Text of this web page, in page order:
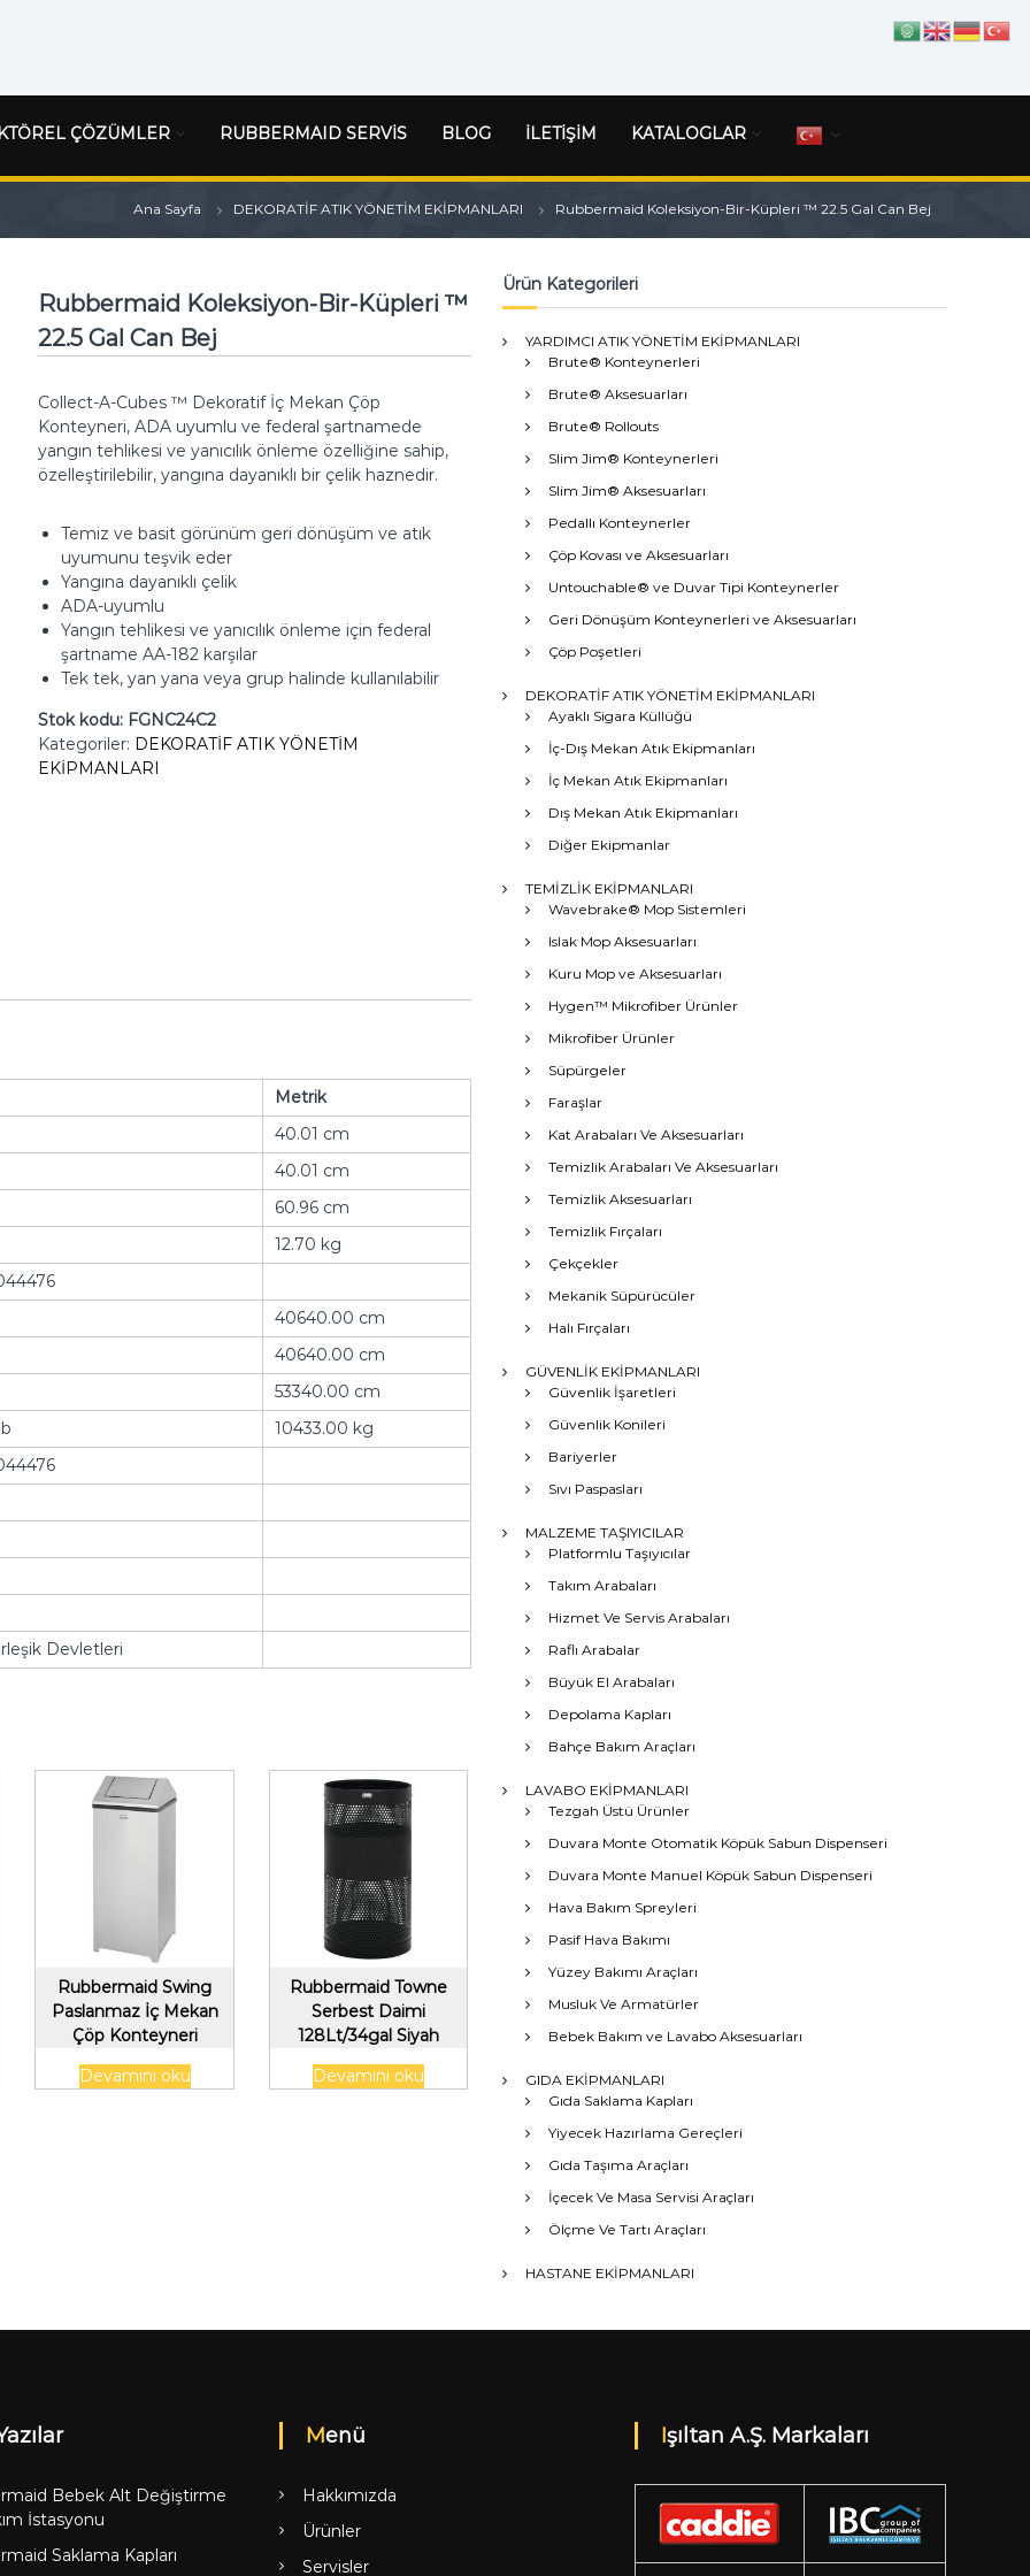
ÇÖZÜMLER RUBBERMAID SERVİS BLOG İLETİŞİM KATALOGLAR
Ana Sayfa DEKORATİF ATIK YÖNETİM EKİPMANLARI Rubbermaid Koleksiyon-Bir-Küpleri ™ 22.5 Gal Can Bej
Rubbermaid Koleksiyon-Bir-Küpleri ™
22.5 Gal Can Bej
Collect-A-Cubes ™ Dekoratif İç Mekan Çöp
Konteyneri, ADA uyumlu ve federal şartnamede
yangın tehlikesi ve yanıcılık önleme özelliğine sahip,
özelleştirilebilir, yangına dayanıklı bir çelik haznedir.
Temiz ve basit görünüm geri dönüşüm ve atık
uyumunu teşvik eder
Yangına dayanıklı çelik
ADA-uyumlu
Yangın tehlikesi ve yanıcılık önleme için federal
şartname AA-182 karşılar
Tek tek, yan yana veya grup halinde kullanılabilir
Stok kodu: FGNC24C2
Kategoriler: DEKORATİF ATIK YÖNETİM
EKİPMANLARI
Metrik
40.01 cm
40.01 cm
60.96 cm
12.70 kg
40640.00 cm
40640.00 cm
53340.00 cm
10433.00 kg
Devletleri
Rubbermaid Swing
Paslanmaz İç Mekan
Çöp Konteyneri
90Lt/24Gal
Devamını oku
Rubbermaid Towne
Serbest Daimi
128Lt/34gal Siyah
Devamını oku
Ürün Kategorileri
YARDIMCI ATIK YÖNETİM EKİPMANLARI
Brute® Konteynerleri
Brute® Aksesuarları
Brute® Rollouts
Slim Jim® Konteynerleri
Slim Jim® Aksesuarları
Pedallı Konteynerler
Çöp Kovası ve Aksesuarları
Untouchable® ve Duvar Tipi Konteynerler
Geri Dönüşüm Konteynerleri ve Aksesuarları
Çöp Poşetleri
DEKORATİF ATIK YÖNETİM EKİPMANLARI
Ayaklı Sigara Küllüğü
İç-Dış Mekan Atık Ekipmanları
İç Mekan Atık Ekipmanları
Dış Mekan Atık Ekipmanları
Diğer Ekipmanlar
TEMİZLİK EKİPMANLARI
Wavebrake® Mop Sistemleri
Islak Mop Aksesuarları
Kuru Mop ve Aksesuarları
Hygen™ Mikrofiber Ürünler
Mikrofiber Ürünler
Süpürgeler
Faraşlar
Kat Arabaları Ve Aksesuarları
Temizlik Arabaları Ve Aksesuarları
Temizlik Aksesuarları
Temizlik Fırçaları
Çekçekler
Mekanik Süpürücüler
Halı Fırçaları
GÜVENLİK EKİPMANLARI
Güvenlik İşaretleri
Güvenlik Konileri
Bariyerler
Sıvı Paspasları
MALZEME TAŞIYICILAR
Platformlu Taşıyıcılar
Takım Arabaları
Hizmet Ve Servis Arabaları
Raflı Arabalar
Büyük El Arabaları
Depolama Kapları
Bahçe Bakım Araçları
LAVABO EKİPMANLARI
Tezgah Üstü Ürünler
Duvara Monte Otomatik Köpük Sabun Dispenseri
Duvara Monte Manuel Köpük Sabun Dispenseri
Hava Bakım Spreyleri
Pasif Hava Bakımı
Yüzey Bakımı Araçları
Musluk Ve Armatürler
Bebek Bakım ve Lavabo Aksesuarları
GIDA EKİPMANLARI
Gıda Saklama Kapları
Yiyecek Hazırlama Gereçleri
Gıda Taşıma Araçları
İçecek Ve Masa Servisi Araçları
Ölçme Ve Tartı Araçları
HASTANE EKİPMANLARI
Bebek Alt Değiştirme
İstasyonu
Saklama Kapları
Menü
Hakkımızda
Ürünler
Servisler
Işıltan A.Ş. Markaları